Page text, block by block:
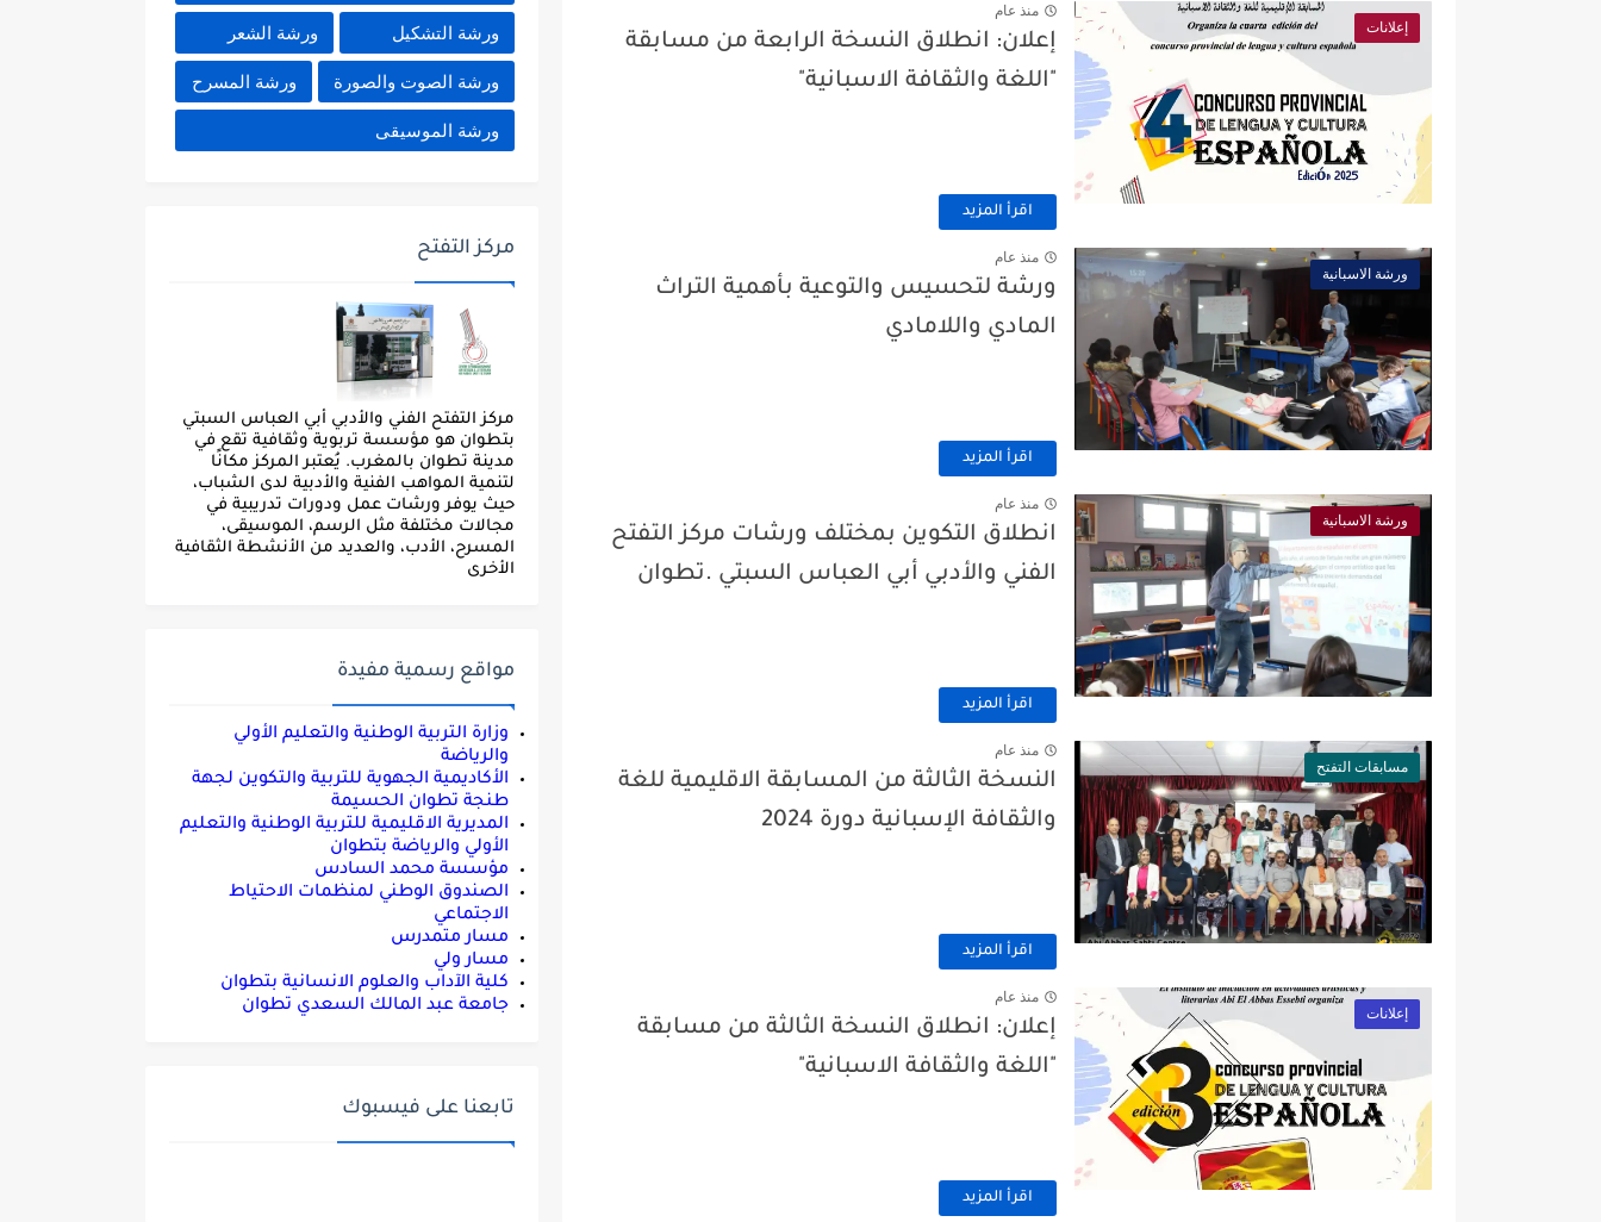
إعلانات
منذ عام
إعلان: انطلاق النسخة الرابعة من مسابقة
"اللغة والثقافة الاسبانية"
اقرأ المزيد
ورشة الاسبانية
منذ عام
ورشة لتحسيس والتوعية بأهمية التراث
المادي واللامادي
اقرأ المزيد
ورشة الاسبانية
منذ عام
انطلاق التكوين بمختلف ورشات مركز التفتح
الفني والأدبي أبي العباس السبتي .تطوان
اقرأ المزيد
مسابقات التفتح
منذ عام
النسخة الثالثة من المسابقة الاقليمية للغة
والثقافة الإسبانية دورة 2024
اقرأ المزيد
إعلانات
منذ عام
إعلان: انطلاق النسخة الثالثة من مسابقة
"اللغة والثقافة الاسبانية"
اقرأ المزيد
ورشة التشكيل ورشة الشعر
ورشة الصوت والصورة ورشة المسرح
ورشة الموسيقى
مركز التفتح
مركز التفتح الفني والأدبي أبي العباس السبتي
بتطوان هو مؤسسة تربوية وثقافية تقع في
مدينة تطوان بالمغرب. يُعتبر المركز مكانًا
لتنمية المواهب الفنية والأدبية لدى الشباب،
حيث يوفر ورشات عمل ودورات تدريبية في
مجالات مختلفة مثل الرسم، الموسيقى،
المسرح، الأدب، والعديد من الأنشطة الثقافية
الأخرى
مواقع رسمية مفيدة
وزارة التربية الوطنية والتعليم الأولي
والرياضة
الأكاديمية الجهوية للتربية والتكوين لجهة
طنجة تطوان الحسيمة
المديرية الاقليمية للتربية الوطنية والتعليم
الأولي والرياضة بتطوان
مؤسسة محمد السادس
الصندوق الوطني لمنظمات الاحتياط
الاجتماعي
مسار متمدرس
مسار ولي
كلية الآداب والعلوم الانسانية بتطوان
جامعة عبد المالك السعدي تطوان
تابعنا على فيسبوك